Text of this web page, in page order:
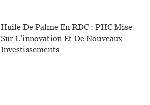
Huile De Palme En RDC : PHC Mise
Sur L’innovation Et De Nouveaux
Investissements